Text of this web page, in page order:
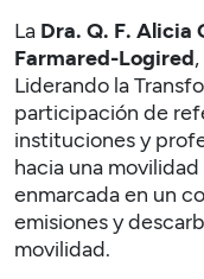
La Dra. Q. F. Alicia
Farmared-Logired
Liderando la
participación de
instituciones y
hacia una
enmarcada en un
emisiones y
movilidad.